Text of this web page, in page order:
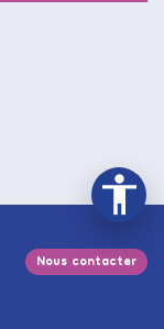
Nous contacter